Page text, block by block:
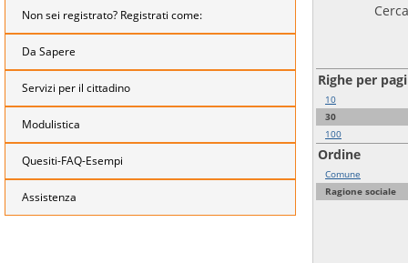
Non sei registrato? Registrati come:
Da Sapere
Servizi per il cittadino
Modulistica
Quesiti-FAQ-Esempi
Assistenza
Righe per
10
30
100
Ordine
Comune
Ragione sociale